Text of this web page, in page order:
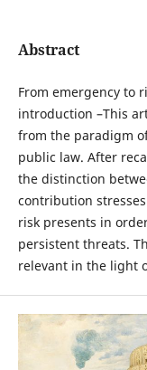
Abstract
From emergency to
introduction –This
from the paradigm
public law. After
the distinction
contribution
risk presents in
persistent threats.
relevant in the light